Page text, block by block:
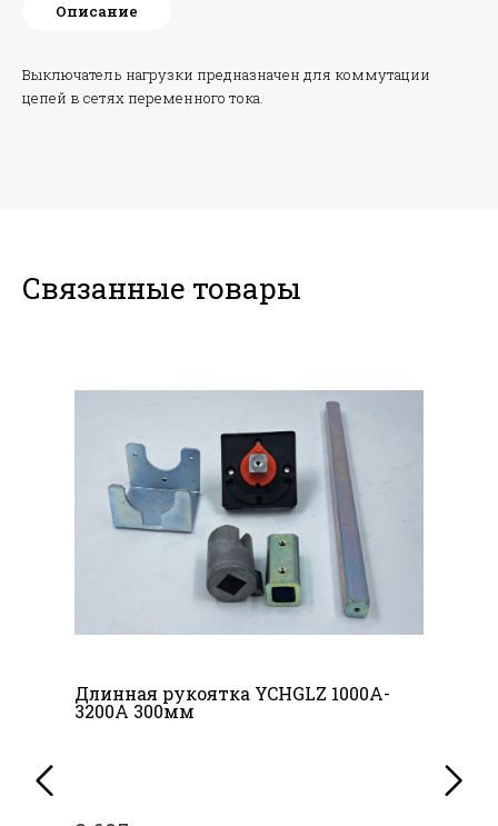
Описание
Выключатель нагрузки предназначен для коммутации
цепей в сетях переменного тока.
Связанные товары
Длинная рукоятка YCHGLZ 1000A-
3200A 300мм